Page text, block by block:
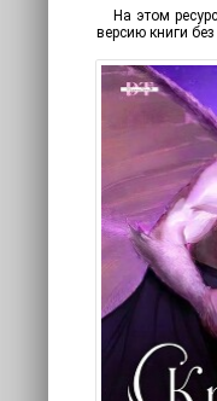
На этом
версию книги